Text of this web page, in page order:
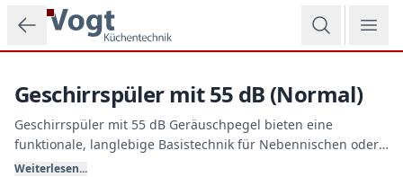
Zum Hauptinhalt springen
Geschirrspüler mit 55 dB (Normal)
Geschirrspüler mit 55 dB Geräuschpegel bieten eine
funktionale, langlebige Basistechnik für Nebennischen oder
Ferienhäuser. Diese robusten Geräte überzeugen durch sehr
Weiterlesen...